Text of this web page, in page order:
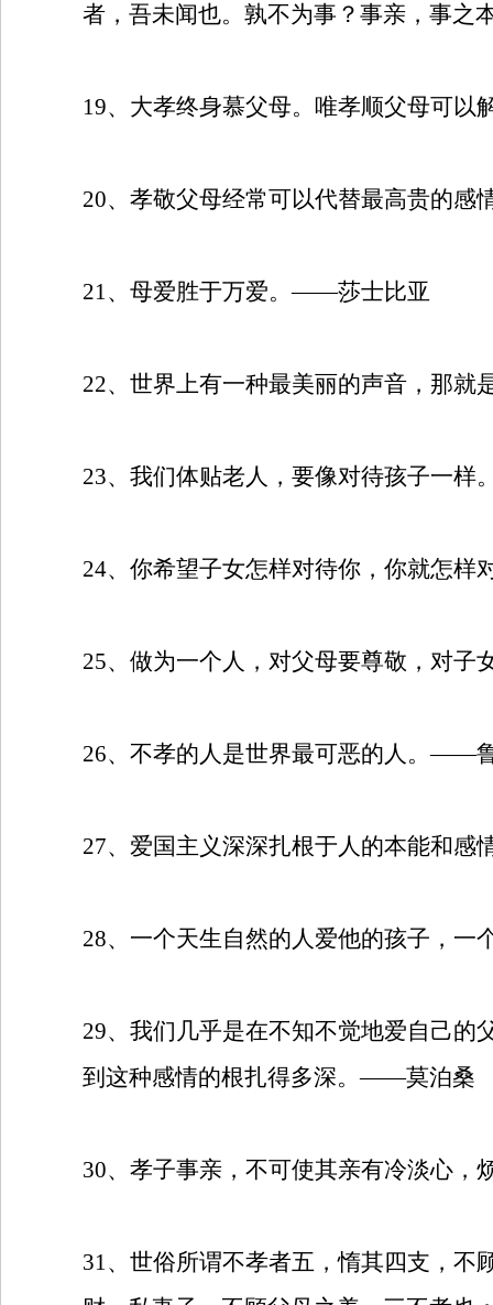
者，吾未闻也。孰不为事？事亲，事
19、大孝终身慕父母。唯孝顺父母可
20、孝敬父母经常可以代替最高贵的
21、母爱胜于万爱。——莎士比亚
22、世界上有一种最美丽的声音，那
23、我们体贴老人，要像对待孩子一
24、你希望子女怎样对待你，你就怎
25、做为一个人，对父母要尊敬，对
26、不孝的人是世界最可恶的人。——
27、爱国主义深深扎根于人的本能和
28、一个天生自然的人爱他的孩子，
29、我们几乎是在不知不觉地爱自己的
到这种感情的根扎得多深。——莫泊桑
30、孝子事亲，不可使其亲有冷淡心
31、世俗所谓不孝者五，惰其四支，不